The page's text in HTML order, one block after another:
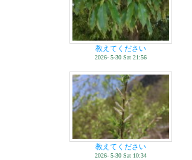
教えてください
2026- 5-30 Sat 21:56
教えてください
2026- 5-30 Sat 10:34